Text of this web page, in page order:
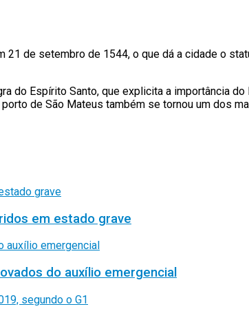
21 de setembro de 1544, o que dá a cidade o
do Espírito Santo, que explicita a importância
de São Mateus também se tornou um dos
em estado grave
do auxílio emergencial